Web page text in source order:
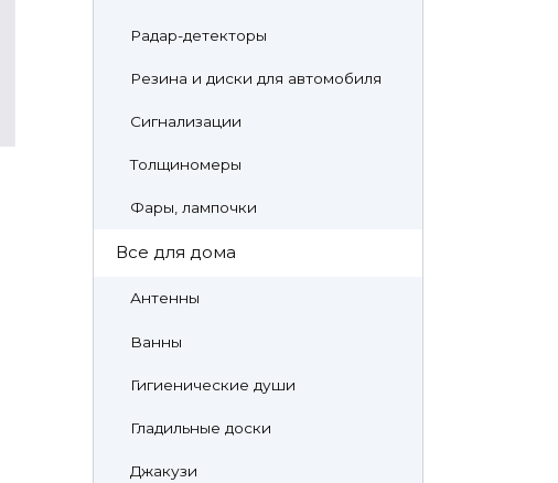
Радар-детекторы
Резина и диски для автомобиля
Сигнализации
Толщиномеры
Фары, лампочки
Все для дома
Антенны
Ванны
Гигиенические души
Гладильные доски
Джакузи